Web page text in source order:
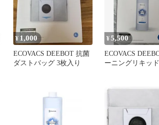
耗品 OMNICYCL
ックス交換用エ
ク*4 フィルター ×
¥ 1,000
ECOVACS DEEBOT 抗菌
ダストバッグ 3枚入り
¥5,500
ECOVACS
ーニングリキッ